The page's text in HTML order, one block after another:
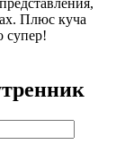
Плюс куча
супер!